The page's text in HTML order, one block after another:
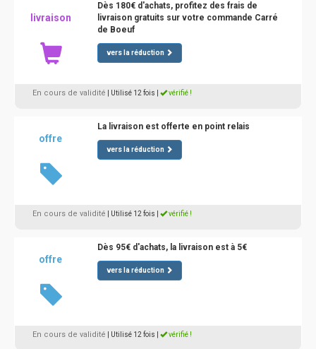
livraison
Dès 180€ d'achats, profitez des frais de
livraison gratuits sur votre commande Carré
de Boeuf
vers la réduction
En cours de validité | Utilisé 12 fois vérifié !
offre
La livraison est offerte en point relais
vers la réduction
En cours de validité | Utilisé 12 fois vérifié !
offre
Dès 95€ d'achats, la livraison est à 5€
vers la réduction
En cours de validité | Utilisé 12 fois vérifié !